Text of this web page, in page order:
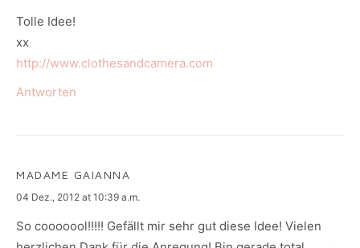
Tolle Idee!
xx
http://www.clothesandcamera.com
Antworten
MADAME GAIANNA
says:
04 Dez., 2012 at 10:39 a.m.
So cooooool!!!!! Gefällt mir sehr gut diese Idee! Vielen